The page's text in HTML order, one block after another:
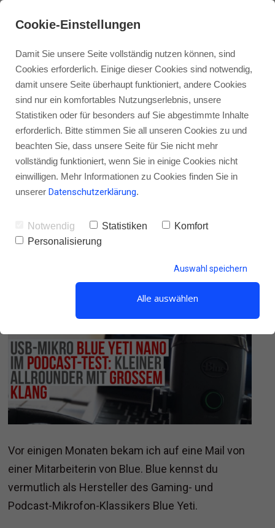
USB-Mikrofon Blue Yeti Nano im
Podcast-Test: Kleiner Allrounder
mit großem Klang
von Gordon Schönwälder 13. Dezember 2018
Vor einigen Monaten bekam ich auf eine Mail von
einer Mitarbeiterin von Blue. Blue kennst du
vermutlich als Hersteller des Gaming- und
Podcast-Mikrofon-Klassikers Blue Yeti.
Cookie-Einstellungen
Damit Sie unsere Seite vollständig nutzen können, sind
Cookies erforderlich. Einige dieser Cookies sind notwendig,
damit unsere Seite überhaupt funktioniert, andere Cookies
sind nur ein komfortables Nutzungserlebnis, unsere
Statistiken oder für besonders auf Sie abgestimmte Inhalte
erforderlich. Bitte stimmen Sie all unseren Cookies zu und
beachten Sie, dass unsere Seite für Sie nicht mehr
vollständig funktioniert, wenn Sie in einige Cookies nicht
einwilligen. Mehr Informationen zu Cookies finden Sie in
unserer Datenschutzerklärung.
Notwendig Statistiken
Komfort
Personalisierung
Auswahl speichern
Alle auswählen